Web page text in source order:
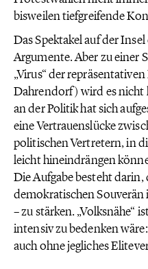
bisweilen tiefgreifende
Das Spektakel auf der
Argumente. Aber zu einer
„Virus“ der
Dahrendorf) wird es nicht
an der Politik hat sich
eine Vertrauenslücke
politischen Vertretern, in
leicht hineindrängen
Die Aufgabe besteht
demokratischen Souverän
– zu stärken. „Volksnähe“
intensiv zu bedenken
auch ohne jegliches